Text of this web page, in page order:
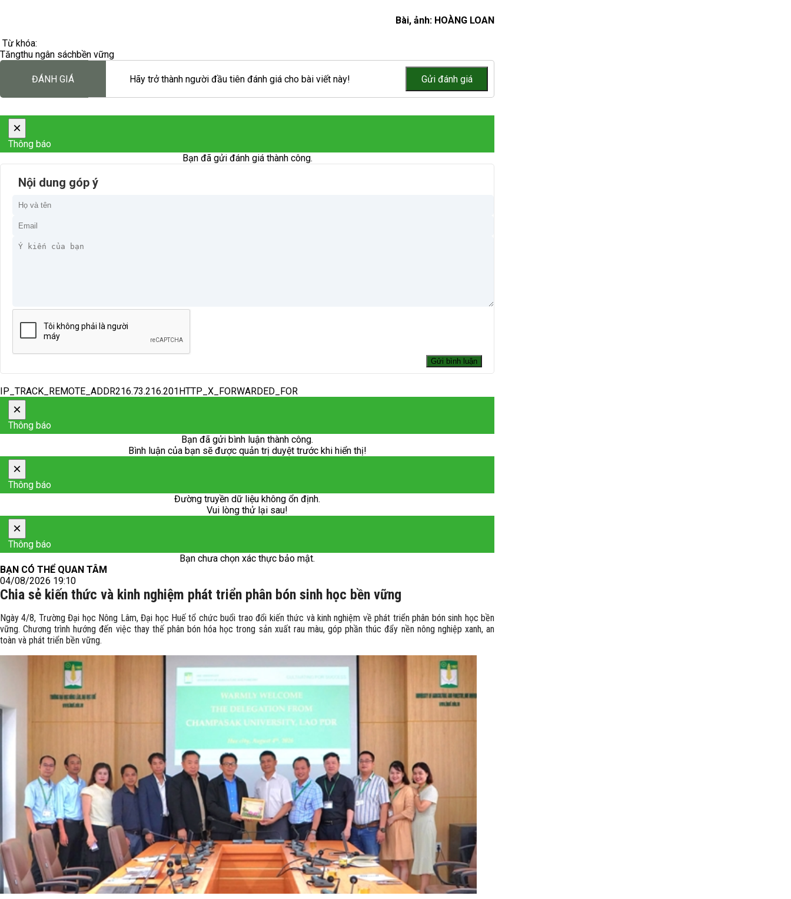
Bài, ảnh: HOÀNG LOAN
Từ khóa:
Tăngthu ngân sáchbền vững
ĐÁNH GIÁ Hãy trở thành người đầu tiên đánh giá cho bài viết này!
×
Thông báo
Bạn đã gửi đánh giá thành công.
Nội dung góp ý
IP_TRACK_REMOTE_ADDR216.73.216.201HTTP_X_FORWARDED_FOR
×
Thông báo
Bạn đã gửi bình luận thành công.
Bình luận của bạn sẽ được quản trị duyệt trước khi hiển thị!
×
Thông báo
Đường truyền dữ liệu không ổn định.
Vui lòng thử lại sau!
×
Thông báo
Bạn chưa chọn xác thực bảo mật.
BẠN CÓ THỂ QUAN TÂM
04/08/2026 19:10
Chia sẻ kiến thức và kinh nghiệm phát triển phân bón sinh học bền vững
Ngày 4/8, Trường Đại học Nông Lâm, Đại học Huế tổ chức buổi trao đổi kiến thức và kinh nghiệm về phát triển phân bón sinh học bền
vững. Chương trình hướng đến việc thay thế phân bón hóa học trong sản xuất rau màu, góp phần thúc đẩy nền nông nghiệp xanh, an
toàn và phát triển bền vững.